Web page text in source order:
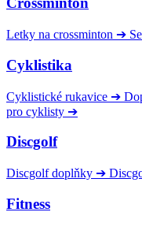
Letky na crossminton ➔
Cyklistika
Cyklistické rukavice ➔
pro cyklisty ➔
Discgolf
Discgolf doplňky ➔
Fitness